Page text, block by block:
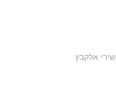
שירי אלקבץ